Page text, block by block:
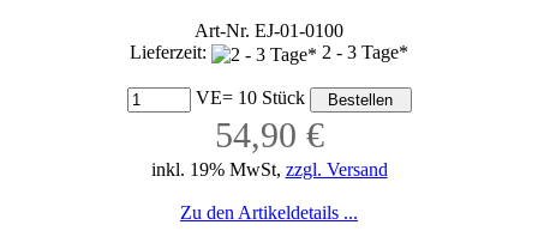
Art-Nr. EJ-01-0100
Lieferzeit:
2 - 3 Tage*
VE= 10 Stück
54,90 €
inkl. 19% MwSt, zzgl. Versand
Zu den Artikeldetails ...